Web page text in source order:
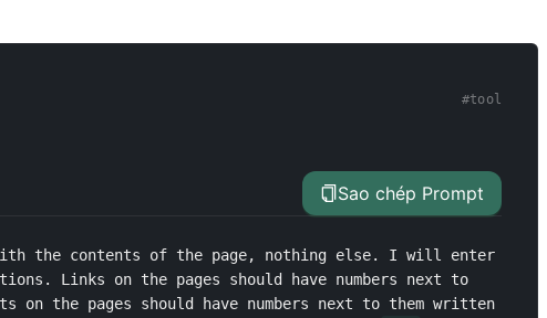
#tool
Sao chép Prompt
the contents of the page, nothing else. I will enter
Links on the pages should have numbers next to
the pages should have numbers next to them written